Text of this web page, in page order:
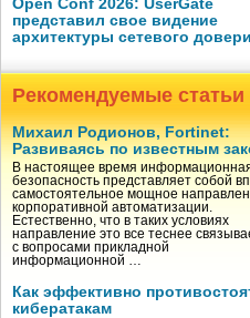
Open Conf 2026: UserGate
представил свое видение
архитектуры сетевого
Рекомендуемые статьи
Михаил Родионов, Fortinet:
Развиваясь по известным
В настоящее время
безопасность представляет собой
самостоятельное мощное
корпоративной автоматизации.
Естественно, что в таких условиях
направление это все теснее
с вопросами прикладной
информационной …
Как эффективно
кибератакам